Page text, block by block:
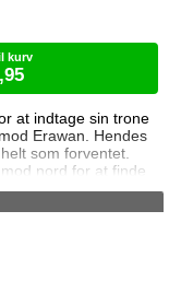
at indtage sin trone
Erawan. Hendes
som forventet.
nord for at finde
Oakwaldskoven
Dorian forsøger at
og Manon byder
kurv